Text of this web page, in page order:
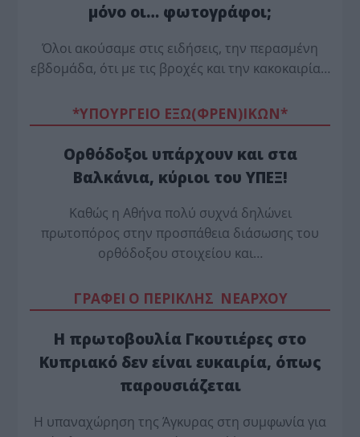
μόνο οι… φωτογράφοι;
Όλοι ακούσαμε στις ειδήσεις, την περασμένη
εβδομάδα, ότι με τις βροχές και την κακοκαιρία…
*ΥΠΟΥΡΓΕΙΟ ΕΞΩ(ΦΡΕΝ)ΙΚΩΝ*
Ορθόδοξοι υπάρχουν και στα
Βαλκάνια, κύριοι του ΥΠΕΞ!
Καθώς η Αθήνα πολύ συχνά δηλώνει
πρωτοπόρος στην προσπάθεια διάσωσης του
ορθόδοξου στοιχείου και…
ΓΡΑΦΕΙ Ο ΠΕΡΙΚΛΗΣ ΝΕΑΡΧΟΥ
Η πρωτοβουλία Γκουτιέρες στο
Κυπριακό δεν είναι ευκαιρία, όπως
παρουσιάζεται
Η υπαναχώρηση της Άγκυρας στη συμφωνία για